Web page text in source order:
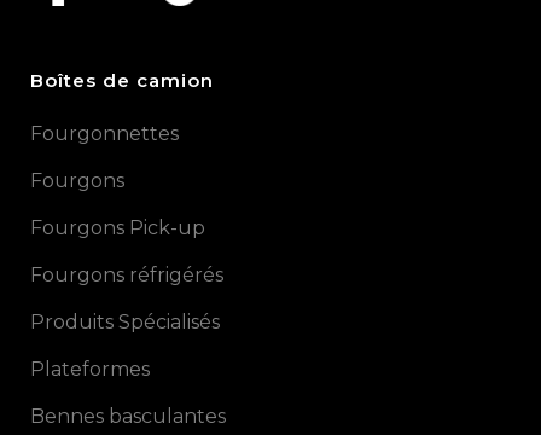
Boîtes de camion
Fourgonnettes
Fourgons
Fourgons Pick-up
Fourgons réfrigérés
Produits Spécialisés
Plateformes
Bennes basculantes